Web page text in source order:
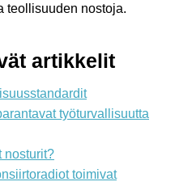
teollisuuden nostoja.
artikkelit
työturvallisuutta
nosturit?
toimivat